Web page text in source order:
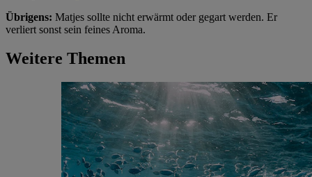
Übrigens: Matjes sollte nicht erwärmt oder gegart werden. Er
verliert sonst sein feines Aroma.
Weitere Themen